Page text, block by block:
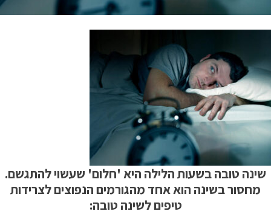
שינה טובה בשעות הלילה היא 'חלום' שעשוי להתגשם.
מחסור בשינה הוא אחד מהגורמים הנפוצים לצרידות
טיפים לשינה טובה: